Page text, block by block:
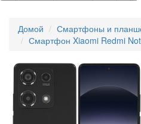
Домой Смартфоны и
Смартфон Xiaomi Redmi